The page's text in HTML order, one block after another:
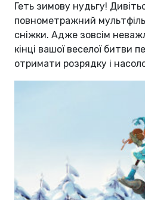
Геть зимову нудьгу!
повнометражний
сніжки. Адже зовсім
кінці вашої веселої битви
отримати розрядку і